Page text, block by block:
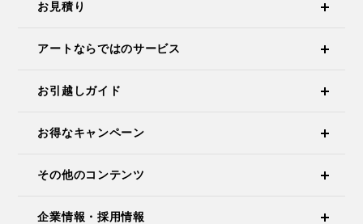
お見積り
アートならではのサービス
お引越しガイド
お得なキャンペーン
その他のコンテンツ
企業情報・採用情報